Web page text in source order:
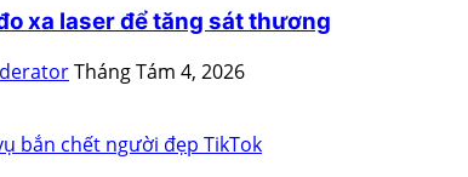
xa laser để tăng sát thương
Tháng Tám 4, 2026